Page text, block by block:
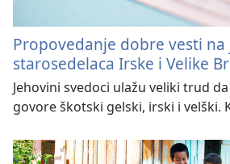
Propovedanje dobre vesti na
starosedelaca Irske i Velike
Jehovini svedoci ulažu veliki trud
govore škotski gelski, irski i velški.